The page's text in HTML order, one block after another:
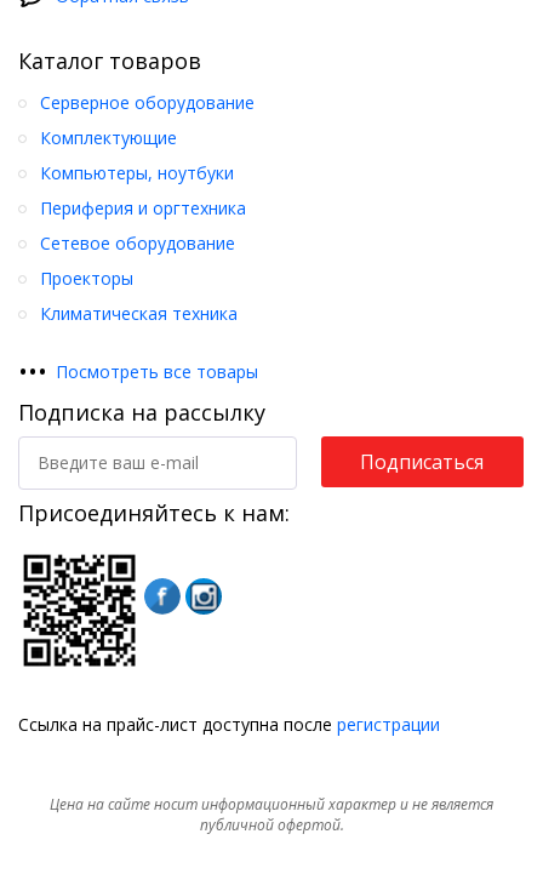
Каталог товаров
Серверное оборудование
Комплектующие
Компьютеры, ноутбуки
Периферия и оргтехника
Сетевое оборудование
Проекторы
Климатическая техника
••• Посмотреть все товары
Подписка на рассылку
Подписаться
Присоединяйтесь к нам:
Ссылка на прайс-лист доступна после регистрации
Цена на сайте носит информационный характер и не является
публичной офертой.